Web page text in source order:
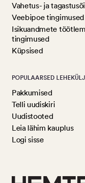
Vahetus- ja
Veebipoe tingimused
Isikuandmete
tingimused
Küpsised
POPULAARSED
Pakkumised
Telli uudiskiri
Uudistooted
Leia lähim kauplus
Logi sisse